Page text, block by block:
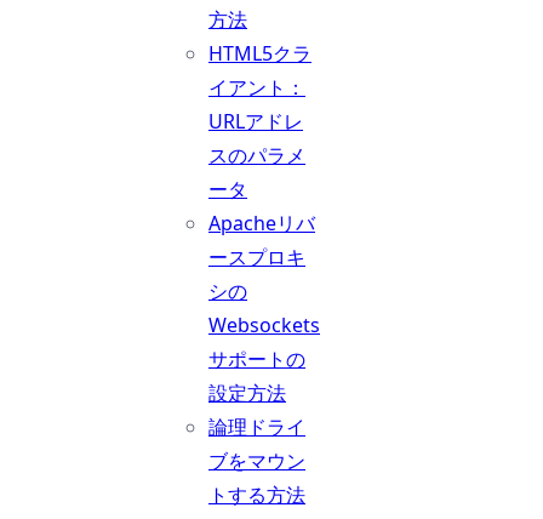
方法
HTML5クラ
イアント：
URLアドレ
スのパラメ
ータ
Apacheリバ
ースプロキ
シの
Websockets
サポートの
設定方法
論理ドライ
ブをマウン
トする方法